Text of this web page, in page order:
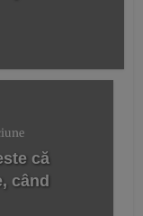
că
când